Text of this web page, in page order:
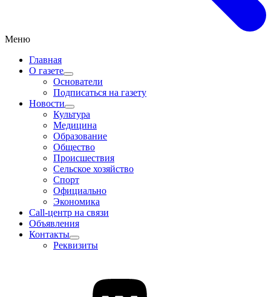
Меню
Главная
О газете
Основатели
Подписаться на газету
Новости
Культура
Медицина
Образование
Общество
Происшествия
Сельское хозяйство
Спорт
Официально
Экономика
Call-центр на связи
Объявления
Контакты
Реквизиты